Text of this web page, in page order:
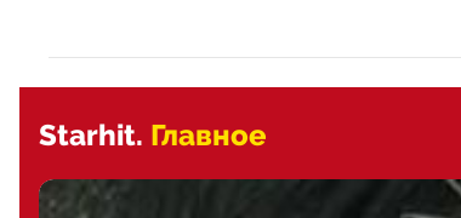
Starhit. Главное